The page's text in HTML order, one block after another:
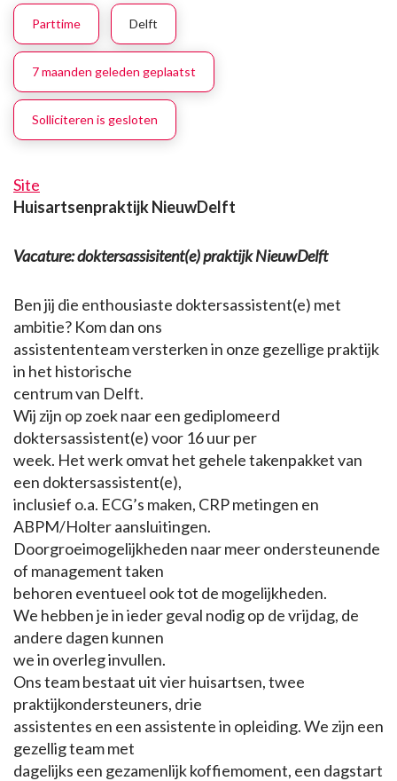
Parttime Delft
7 maanden geleden geplaatst
Solliciteren is gesloten
Site
Huisartsenpraktijk NieuwDelft
Vacature: doktersassisitent(e) praktijk NieuwDelft
Ben jij die enthousiaste doktersassistent(e) met
ambitie? Kom dan ons
assistententeam versterken in onze gezellige praktijk
in het historische
centrum van Delft.
Wij zijn op zoek naar een gediplomeerd
doktersassistent(e) voor 16 uur per
week. Het werk omvat het gehele takenpakket van
een doktersassistent(e),
inclusief o.a. ECG’s maken, CRP metingen en
ABPM/Holter aansluitingen.
Doorgroeimogelijkheden naar meer ondersteunende
of management taken
behoren eventueel ook tot de mogelijkheden.
We hebben je in ieder geval nodig op de vrijdag, de
andere dagen kunnen
we in overleg invullen.
Ons team bestaat uit vier huisartsen, twee
praktijkondersteuners, drie
assistentes en een assistente in opleiding. We zijn een
gezellig team met
dagelijks een gezamenlijk koffiemoment, een dagstart